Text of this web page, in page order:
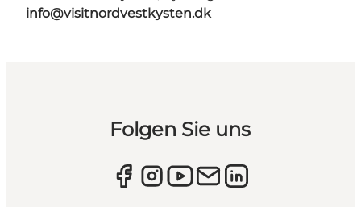
info@visitnordvestkysten.dk
Folgen Sie uns